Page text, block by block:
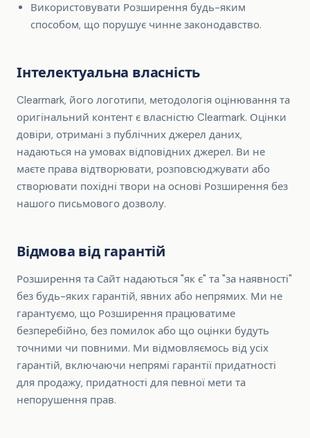
Використовувати Розширення будь-яким
способом, що порушує чинне законодавство.
Інтелектуальна власність
Clearmark, його логотипи, методологія оцінювання та
оригінальний контент є власністю Clearmark. Оцінки
довіри, отримані з публічних джерел даних,
надаються на умовах відповідних джерел. Ви не
маєте права відтворювати, розповсюджувати або
створювати похідні твори на основі Розширення без
нашого письмового дозволу.
Відмова від гарантій
Розширення та Сайт надаються "як є" та "за наявності"
без будь-яких гарантій, явних або непрямих. Ми не
гарантуємо, що Розширення працюватиме
безперебійно, без помилок або що оцінки будуть
точними чи повними. Ми відмовляємось від усіх
гарантій, включаючи непрямі гарантії придатності
для продажу, придатності для певної мети та
непорушення прав.